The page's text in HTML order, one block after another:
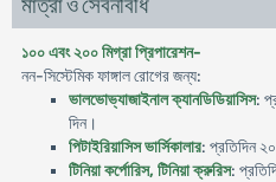
মাত্রা ও সেবনবিধি
১০০ এবং ২০০ মিগ্রা প্রিপারেশন-
নন-সিস্টেমিক ফাঙ্গাল রোগের জন্য:
ভালভোভ্যাজাইনাল ক্যানডিডিয়াসিস:
দিন।
পিটাইরিয়াসিস ভার্সিকালার: প্রতিদিন
টিনিয়া কর্পোরিস, টিনিয়া ক্রুরিস: